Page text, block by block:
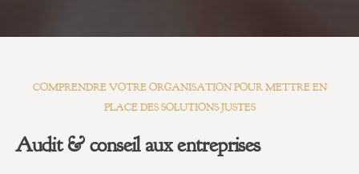
COMPRENDRE VOTRE ORGANISATION POUR METTRE EN
PLACE DES SOLUTIONS JUSTES
Audit & conseil aux entreprises